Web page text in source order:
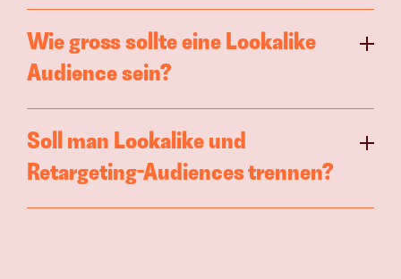
Wie gross sollte eine Lookalike
Audience sein?
Soll man Lookalike und
Retargeting-Audiences trennen?